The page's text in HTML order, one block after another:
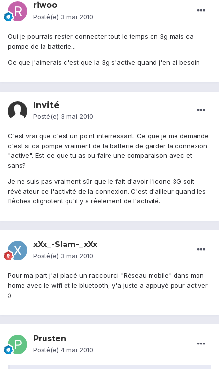
riwoo
Posté(e) 3 mai 2010
Oui je pourrais rester connecter tout le temps en 3g mais ca
pompe de la batterie...
Ce que j'aimerais c'est que la 3g s'active quand j'en ai besoin
Invité
Posté(e) 3 mai 2010
C'est vrai que c'est un point interressant. Ce que je me demande
c'est si ca pompe vraiment de la batterie de garder la connexion
"active". Est-ce que tu as pu faire une comparaison avec et
sans?
Je ne suis pas vraiment sûr que le fait d'avoir l'icone 3G soit
révélateur de l'activité de la connexion. C'est d'ailleur quand les
flêches clignotent qu'il y a réelement de l'activité.
xXx_-Slam-_xXx
Posté(e) 3 mai 2010
Pour ma part j'ai placé un raccourci "Réseau mobile" dans mon
home avec le wifi et le bluetooth, y'a juste a appuyé pour activer
;)
Prusten
Posté(e) 4 mai 2010